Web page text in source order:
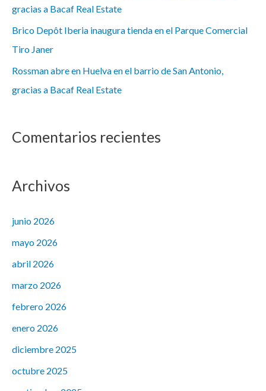
gracias a Bacaf Real Estate
Brico Depôt Iberia inaugura tienda en el Parque Comercial
Tiro Janer
Rossman abre en Huelva en el barrio de San Antonio,
gracias a Bacaf Real Estate
Comentarios recientes
Archivos
junio 2026
mayo 2026
abril 2026
marzo 2026
febrero 2026
enero 2026
diciembre 2025
octubre 2025